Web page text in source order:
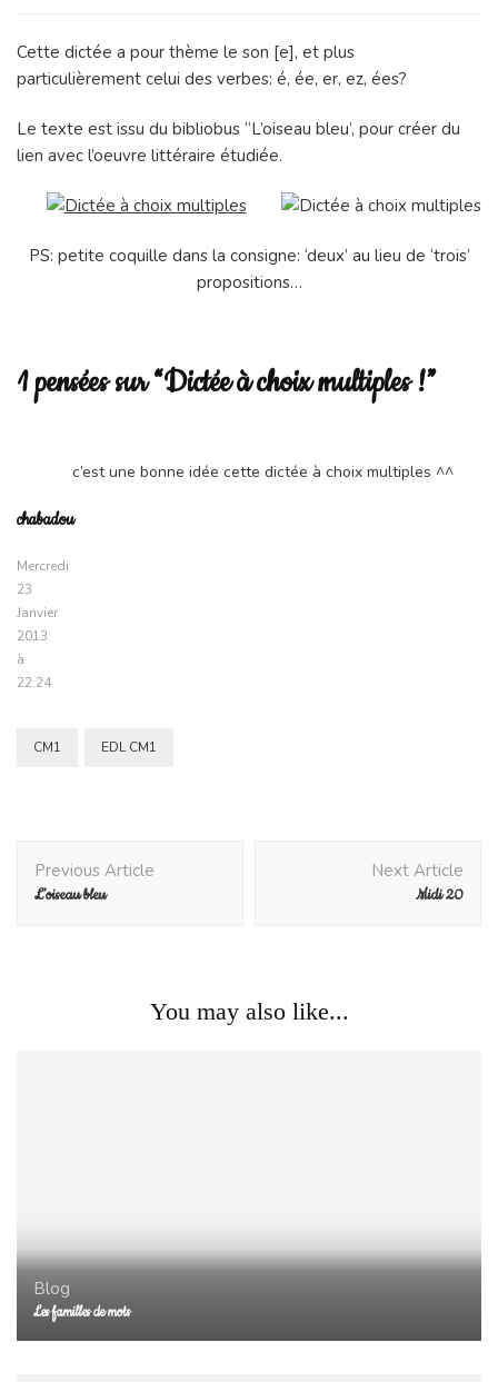
Cette dictée a pour thème le son [e], et plus
particulièrement celui des verbes: é, ée, er, ez, ées?
Le texte est issu du bibliobus “L’oiseau bleu’, pour créer du
lien avec l’oeuvre littéraire étudiée.
PS: petite coquille dans la consigne: ‘deux’ au lieu de ‘trois’
propositions…
1 pensées sur “Dictée à choix multiples !”
chabadou
Mercredi
23
Janvier
2013
à
22:24
c’est une bonne idée cette dictée à choix multiples ^^
CM1 EDL CM1
Navigation
Previous Article
L’oiseau bleu
Next Article
Midi 20
You may also like...
Blog
Les familles de mots